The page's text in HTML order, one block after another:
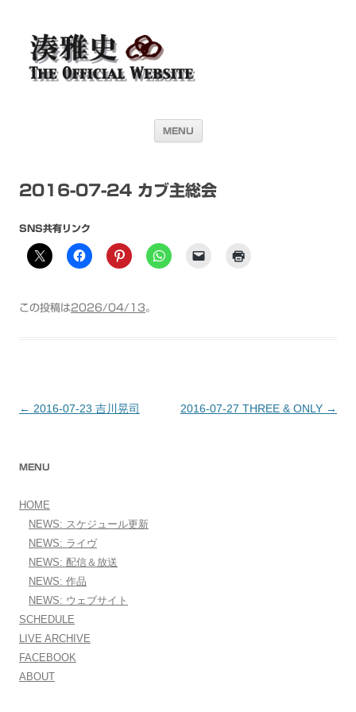
湊雅史オフィシャル・ウェブサイト＜
Masafumi Minato THE
OFFICIAL WEBSITE＞
ウェブサイトです
MENU
2016-07-24 カブ主総会
SNS共有リンク
この投稿は2026/04/13。
投稿ナビゲーション
← 2016-07-23 吉川晃司 2016-07-27 THREE & ONLY →
MENU
HOME
NEWS: スケジュール更新
NEWS: ライヴ
NEWS: 配信＆放送
NEWS: 作品
NEWS: ウェブサイト
SCHEDULE
LIVE ARCHIVE
FACEBOOK
ABOUT